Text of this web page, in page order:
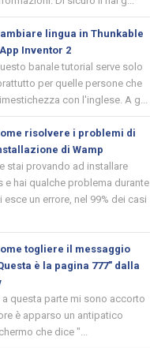
lingua in Thunkable
Inventor 2
banale tutorial serve solo
per quelle persone che
con l'inglese. A g...
risolvere i problemi di
di Wamp
stai provando ad installare
e hai qualche problema durante
esce un errore, nel 99% dei casi
togliere il messaggio
è la pagina 777" dalla
questa parte mi sono accorto
è apparso un antipatico
che dice "...